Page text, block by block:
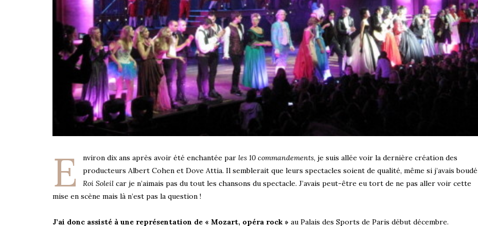
E nviron dix ans après avoir été enchantée par les 10 commandements, je suis allée voir la dernière création des
producteurs Albert Cohen et Dove Attia. Il semblerait que leurs spectacles soient de qualité, même si j’avais boudé
Roi Soleil car je n’aimais pas du tout les chansons du spectacle. J’avais peut-être eu tort de ne pas aller voir cette
mise en scène mais là n’est pas la question !
J’ai donc assisté à une représentation de « Mozart, opéra rock » au Palais des Sports de Paris début décembre.